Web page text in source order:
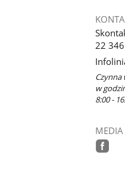
22
Czynna
w
8:00 -
MEDIA